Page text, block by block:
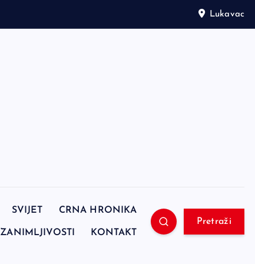
Lukavac
SVIJET CRNA HRONIKA
ZANIMLJIVOSTI KONTAKT
Pretraži